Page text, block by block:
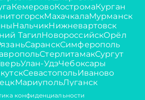
КемеровоКостромаКурган
МахачкалаМурманск
НальчикНижневартовск
ТагилНовороссийскОрёл
СаранскСимферополь
СтерлитамакСургут
Улан-УдэЧебоксары
СевастопольИваново
МариупольЛуганск
конфиденциальности